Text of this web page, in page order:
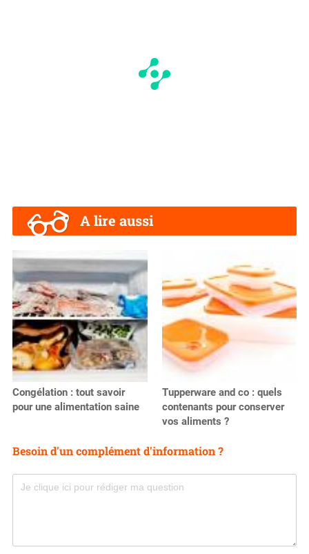
A lire aussi
Congélation : tout savoir
pour une alimentation saine
Tupperware and co : quels
contenants pour conserver
vos aliments ?
Besoin d'un complément d'information ?